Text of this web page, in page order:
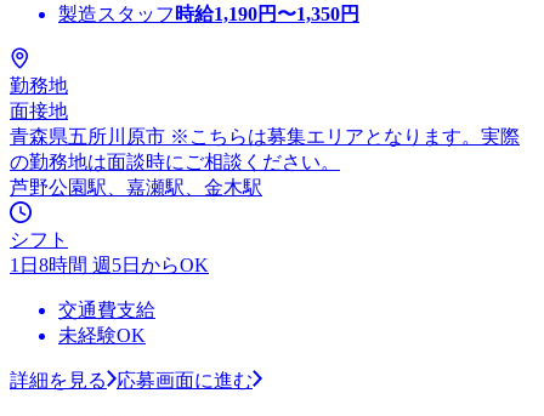
製造スタッフ 時給1,190円〜1,350円
勤務地
面接地
青森県五所川原市 ※こちらは募集エリアとなります。実際
の勤務地は面談時にご相談ください。
芦野公園駅、嘉瀬駅、金木駅
シフト
1日8時間 週5日からOK
交通費支給
未経験OK
詳細を見る 応募画面に進む